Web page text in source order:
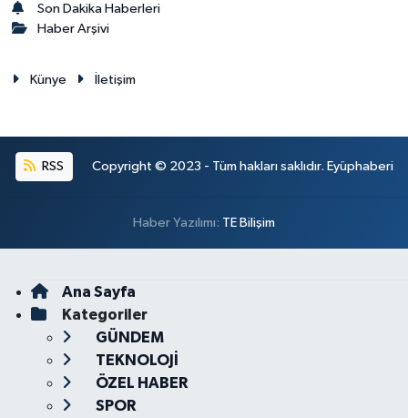
Son Dakika Haberleri
Haber Arşivi
Künye İletişim
RSS Copyright © 2023 - Tüm hakları saklıdır. Eyüphaberi
Haber Yazılımı: TE Bilişim
Ana Sayfa
Kategoriler
GÜNDEM
TEKNOLOJİ
ÖZEL HABER
SPOR